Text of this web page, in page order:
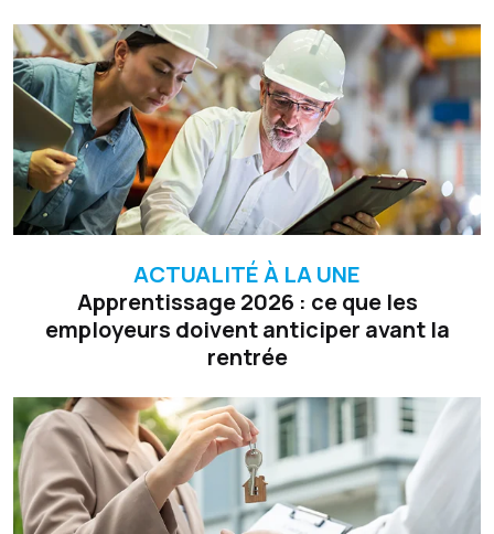
ACTUALITÉ À LA UNE
Apprentissage 2026 : ce que les
employeurs doivent anticiper avant la
rentrée